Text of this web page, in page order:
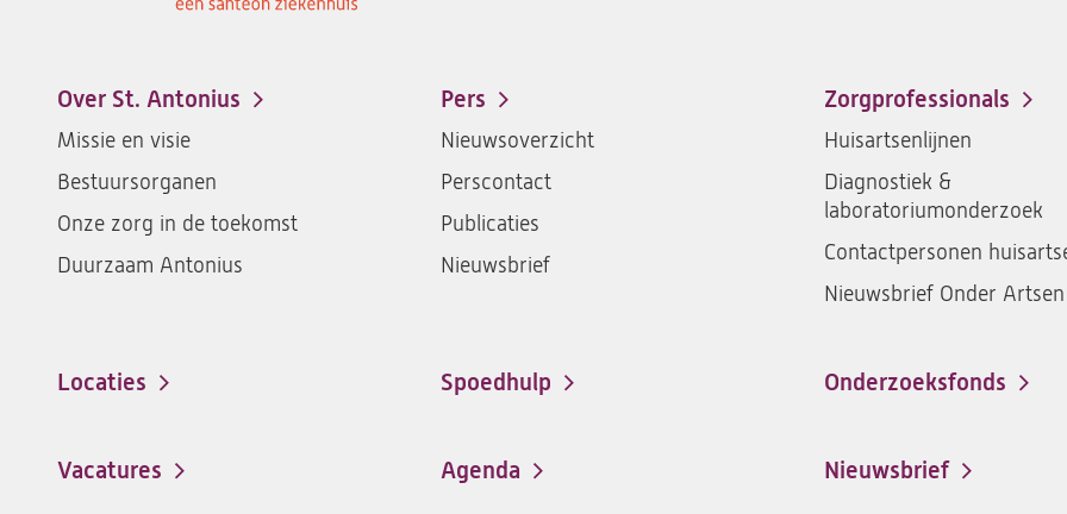
Footer-
menu
Over St. Antonius
Missie en visie
Bestuursorganen
Onze zorg in de toekomst
Duurzaam Antonius
Pers
Nieuwsoverzicht
Perscontact
Publicaties
Nieuwsbrief
Zorgprofessionals
Huisartsenlijnen
Diagnostiek &
laboratoriumonderzoek
Contactpersonen
Nieuwsbrief Onder Artsen
Locaties Spoedhulp Onderzoeksfonds
Vacatures
(opent
Agenda Nieuwsbrief